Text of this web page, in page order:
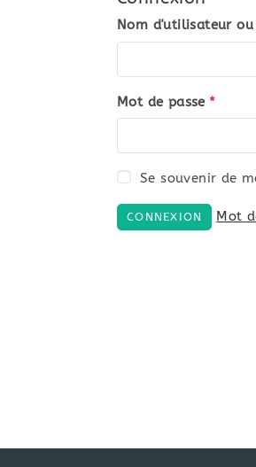
Nom d'utilisateur
Mot de passe *
Se souvenir de
CONNEXION Mot